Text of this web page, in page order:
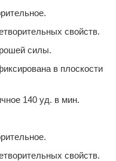
свойств.
силы.
в плоскости
140 уд. в мин.
свойств.